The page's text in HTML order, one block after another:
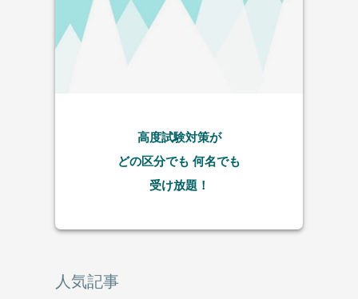
高度試験対策が
どの区分でも 何名でも
受け放題！
人気記事